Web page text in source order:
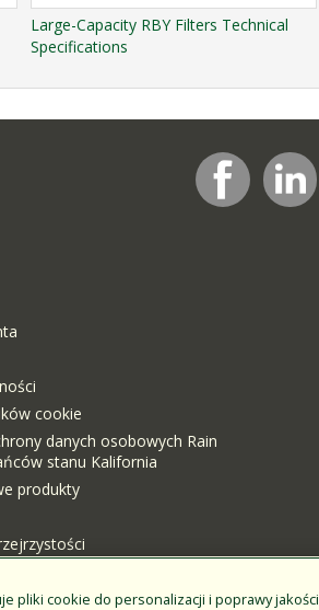
Large-Capacity RBY Filters Technical
Specifications
cookie
danych osobowych Rain
stanu Kalifornia
produkty
pliki cookie do personalizacji i poprawy jakości